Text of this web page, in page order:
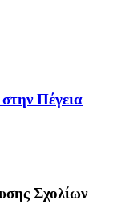
Πέγεια
Σχολίων